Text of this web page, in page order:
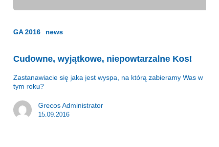
niepowtarzalne
GA 2016 news
Cudowne, wyjątkowe, niepowtarzalne Kos!
Zastanawiacie się jaka jest wyspa, na którą zabieramy Was w
tym roku?
Grecos Administrator
15.09.2016